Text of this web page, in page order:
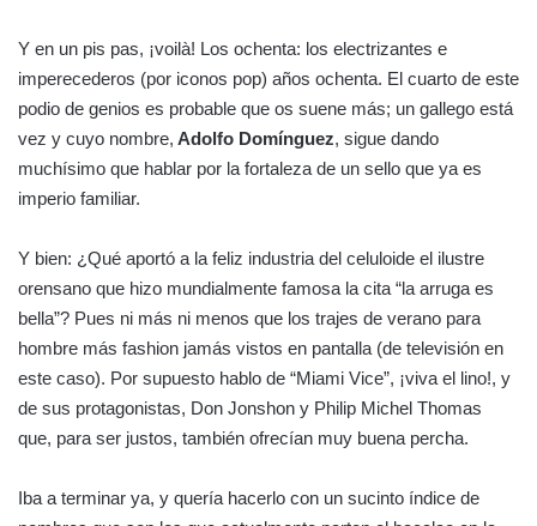
Y en un pis pas, ¡voilà! Los ochenta: los electrizantes e
imperecederos (por iconos pop) años ochenta. El cuarto de este
podio de genios es probable que os suene más; un gallego está
vez y cuyo nombre, Adolfo Domínguez, sigue dando
muchísimo que hablar por la fortaleza de un sello que ya es
imperio familiar.
Y bien: ¿Qué aportó a la feliz industria del celuloide el ilustre
orensano que hizo mundialmente famosa la cita “la arruga es
bella”? Pues ni más ni menos que los trajes de verano para
hombre más fashion jamás vistos en pantalla (de televisión en
este caso). Por supuesto hablo de “Miami Vice”, ¡viva el lino!, y
de sus protagonistas, Don Jonshon y Philip Michel Thomas
que, para ser justos, también ofrecían muy buena percha.
Iba a terminar ya, y quería hacerlo con un sucinto índice de